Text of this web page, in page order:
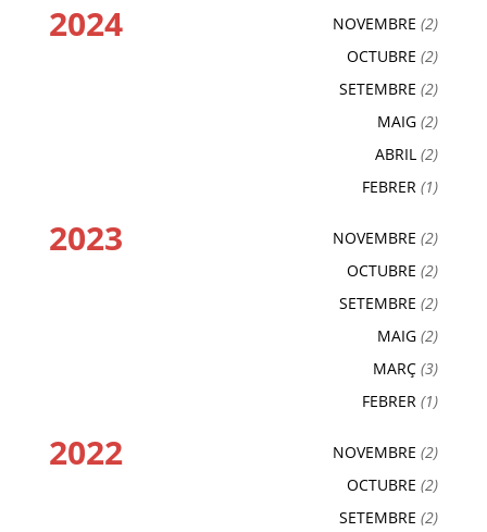
2024 NOVEMBRE (2)
OCTUBRE (2)
SETEMBRE (2)
MAIG (2)
ABRIL (2)
FEBRER (1)
2023 NOVEMBRE (2)
OCTUBRE (2)
SETEMBRE (2)
MAIG (2)
MARÇ (3)
FEBRER (1)
2022 NOVEMBRE (2)
OCTUBRE (2)
SETEMBRE (2)